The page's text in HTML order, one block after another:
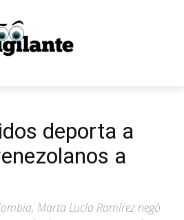
deporta a
a
Marta Lucía Ramírez negó